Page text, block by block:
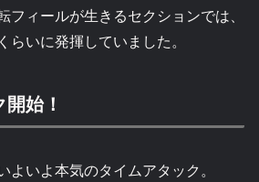
フィールが生きるセクションでは、
らいに発揮していました。
始！
よいよ本気のタイムアタック。